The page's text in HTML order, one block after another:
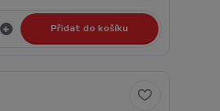
Přidat do košíku